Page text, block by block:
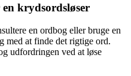
krydsordsløser
en ordbog eller bruge en
med at finde det rigtige ord.
udfordringen ved at løse